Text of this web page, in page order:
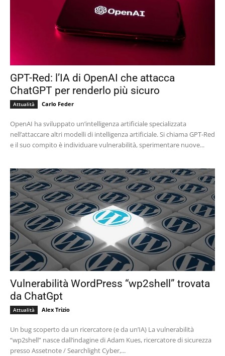
GPT-Red: l’IA di OpenAI che attacca
ChatGPT per renderlo più sicuro
Attualità Carlo Feder
OpenAI ha sviluppato un’intelligenza artificiale specializzata
nell’attaccare altri modelli di intelligenza artificiale. Si chiama GPT-Red
e il suo compito è individuare vulnerabilità, sperimentare nuove...
Vulnerabilità WordPress “wp2shell” trovata
da ChatGpt
Attualità Alex Trizio
Un bug scoperto da un ricercatore (e da un’IA) La vulnerabilità
“wp2shell” nasce dall’indagine di Adam Kues, ricercatore di sicurezza
presso Assetnote / Searchlight Cyber,...